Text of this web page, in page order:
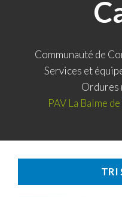
Communauté de
Services et
Ordures
PAV La Balme
TRI